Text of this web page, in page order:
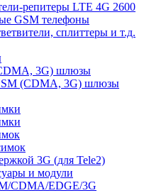
репитеры LTE 4G 2600
GSM телефоны
сплиттеры и т.д.
3G) шлюзы
(CDMA, 3G) шлюзы
3G (для Tele2)
и модули
CDMA/EDGE/3G